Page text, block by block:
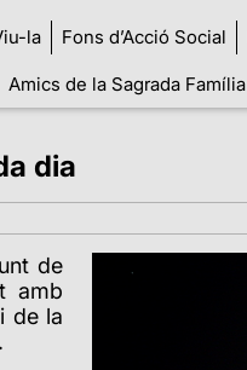
la Fons d’Acció Social
Amics de la Sagrada Família
dia
de
amb
de la